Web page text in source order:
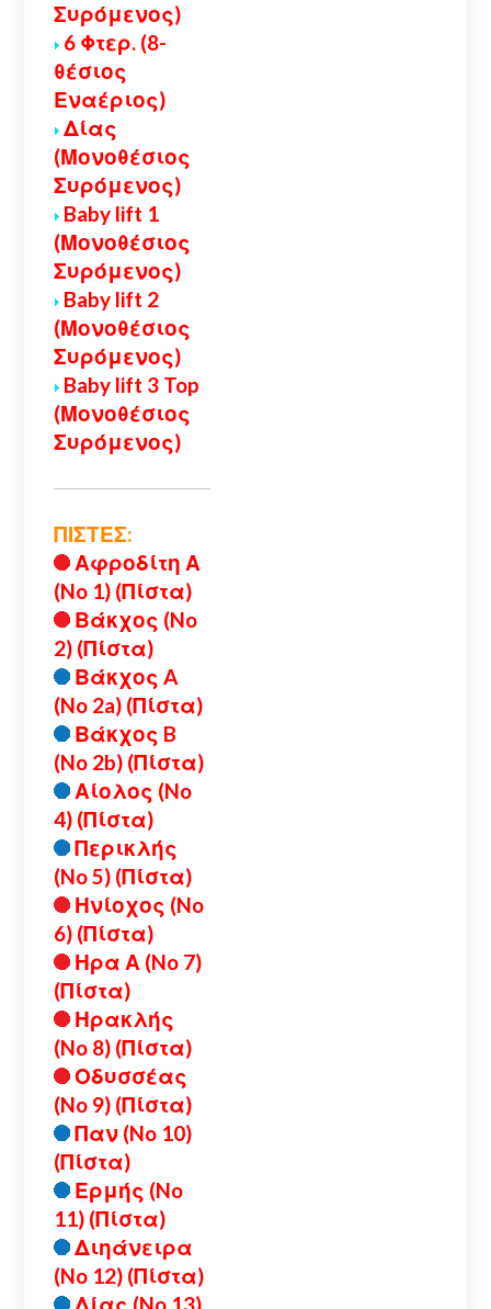
Συρόμενος)
6 Φτερ. (8-
θέσιος
Εναέριος)
Δίας
(Μονοθέσιος
Συρόμενος)
Baby lift 1
(Μονοθέσιος
Συρόμενος)
Baby lift 2
(Μονοθέσιος
Συρόμενος)
Baby lift 3 Top
(Μονοθέσιος
Συρόμενος)
ΠΙΣΤΕΣ:
Αφροδίτη Α
(No 1) (Πίστα)
Βάκχος (No
2) (Πίστα)
Βάκχος A
(No 2a) (Πίστα)
Βάκχος B
(No 2b) (Πίστα)
Αίολος (No
4) (Πίστα)
Περικλής
(No 5) (Πίστα)
Ηνίοχος (No
6) (Πίστα)
Ηρα Α (No 7)
(Πίστα)
Ηρακλής
(No 8) (Πίστα)
Οδυσσέας
(No 9) (Πίστα)
Παν (No 10)
(Πίστα)
Ερμής (No
11) (Πίστα)
Διηάνειρα
(No 12) (Πίστα)